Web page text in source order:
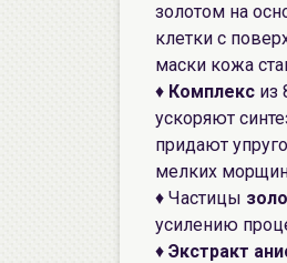
золотом на
клетки с
маски кожа
♦ Комплекс из
ускоряют
придают
мелких
♦ Частицы
усилению
♦ Экстракт